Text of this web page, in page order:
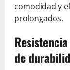
comodidad y
prolongados.
de